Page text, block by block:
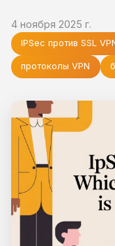
4 ноября 2025 г.
IPSec против SSL
протоколы VPN